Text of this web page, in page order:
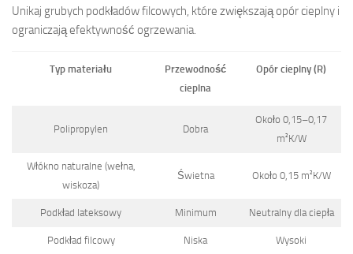
Unikaj grubych podkładów filcowych, które zwiększają opór cieplny i
ograniczają efektywność ogrzewania.
Typ materiału
Przewodność
cieplna
Opór cieplny (R)
Polipropylen Dobra
Około 0,15–0,17
m²K/W
Włókno naturalne (wełna,
wiskoza)
Świetna Około 0,15 m²K/W
Podkład lateksowy Minimum Neutralny dla ciepła
Podkład filcowy Niska Wysoki